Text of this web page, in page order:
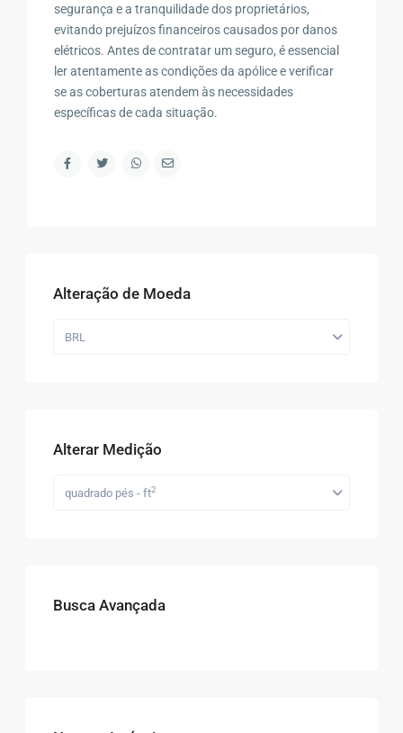
segurança e a tranquilidade dos proprietários,
evitando prejuízos financeiros causados por danos
elétricos. Antes de contratar um seguro, é essencial
ler atentamente as condições da apólice e verificar
se as coberturas atendem às necessidades
específicas de cada situação.
Alteração de Moeda
BRL
Alterar Medição
quadrado pés - ft2
Busca Avançada